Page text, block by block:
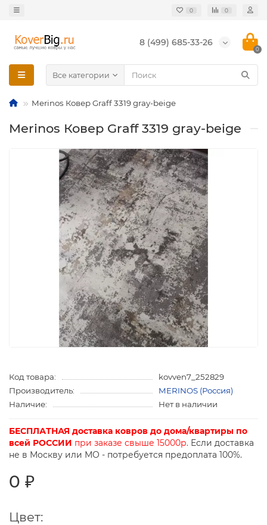
0 0
8 (499) 685-33-26
0
Все категории
Merinos Ковер Graff 3319 gray-beige
Merinos Ковер Graff 3319 gray-beige
Код товара:
kovven7_252829
Производитель:
MERINOS (Россия)
Наличие:
Нет в наличии
БЕСПЛАТНАЯ доставка ковров до дома/квартиры по
всей РОССИИ при заказе свыше 15000р. Если доставка
не в Москву или МО - потребуется предоплата 100%.
0 ₽
Цвет: